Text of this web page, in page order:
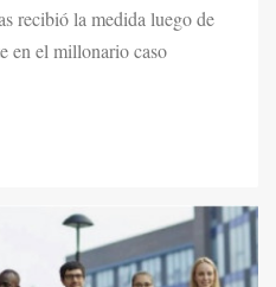
recibió la medida luego de
en el millonario caso